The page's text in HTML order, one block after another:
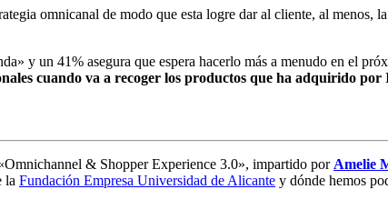
omnicanal de modo que esta logre dar al cliente, al menos,
y un 41% asegura que espera hacerlo más a menudo en el
cuando va a recoger los productos que ha adquirido
& Shopper Experience 3.0», impartido por Amelie
la Fundación Empresa Universidad de Alicante y dónde hemos